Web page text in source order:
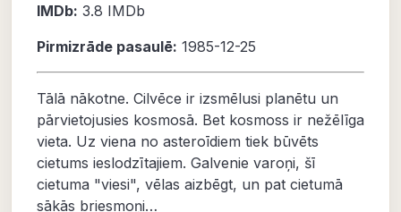
IMDb: 3.8 IMDb
Pirmizrāde pasaulē: 1985-12-25
Tālā nākotne. Cilvēce ir izsmēlusi planētu un
pārvietojusies kosmosā. Bet kosmoss ir nežēlīga
vieta. Uz viena no asteroīdiem tiek būvēts
cietums ieslodzītajiem. Galvenie varoņi, šī
cietuma "viesi", vēlas aizbēgt, un pat cietumā
sākās briesmoņi…